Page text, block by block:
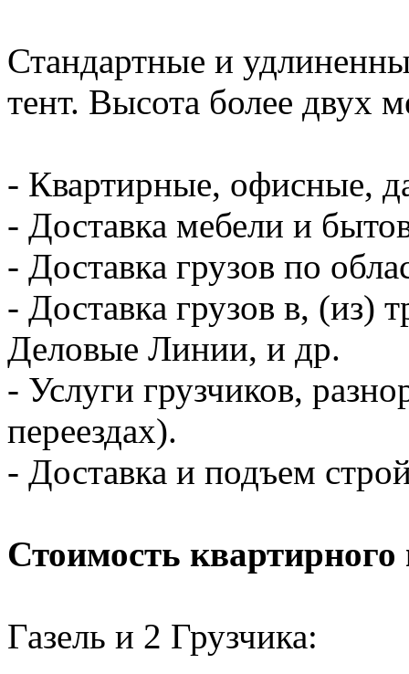
Стандартные и
тент. Высота более двух
- Квартирные, офисные,
- Доставка мебели и
- Доставка грузов по
- Доставка грузов в,
Деловые Линии, и др.
- Услуги грузчиков,
переездах).
- Доставка и подъем
Стоимость квартирного
Газель и 2 Грузчика: